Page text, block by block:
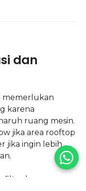
dan
memerlukan
karena
ruang mesin.
jika area rooftop
jika ingin lebih
harus